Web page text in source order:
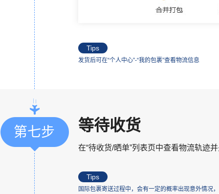
Tips
发货后可在“个人中心”-“我的包裹”查看物流信息
等待收货
在“待收货/晒单”列表页中查看物流轨迹
第七步
Tips
国际包裹寄送过程中，会有一定的概率出现意外情况